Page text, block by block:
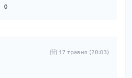
0
17 травня (20:03)